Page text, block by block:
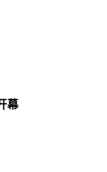
幕